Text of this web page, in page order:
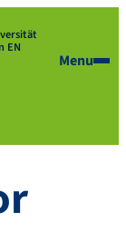
EN
Menu